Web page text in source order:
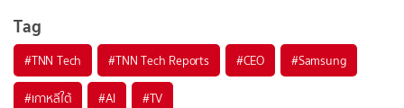
Tag
#TNN Tech #TNN Tech Reports #CEO #Samsung
#เกาหลีใต้ #AI #TV